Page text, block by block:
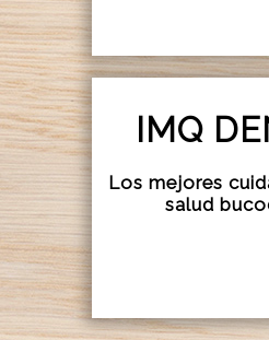
IMQ
Los mejores
salud